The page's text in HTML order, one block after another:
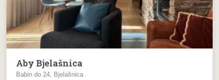
Aby Bjelašnica
Babin do 24, Bjelašnica